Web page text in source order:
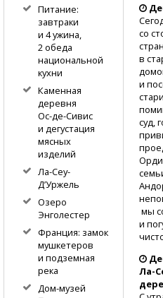
со
в
и
суд,
мы
и
Ла-
Питание:
завтраки
и 4 ужина,
2 обеда
национальной
кухни
Каменная
деревня
Ос-де-Сивис
и дегустация
мясных
изделий
Ла-Сеу-
Д’Уржель
Озеро
Энголестер
Франция: замок
мушкетеров
и подземная
река
Дом-музей